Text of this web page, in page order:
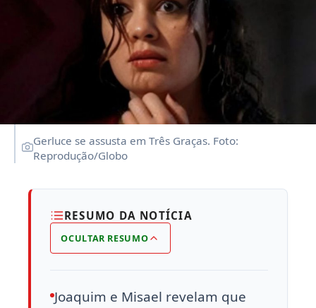
Gerluce se assusta em Três Graças. Foto:
Reprodução/Globo
RESUMO DA NOTÍCIA
OCULTAR RESUMO
Joaquim e Misael revelam que